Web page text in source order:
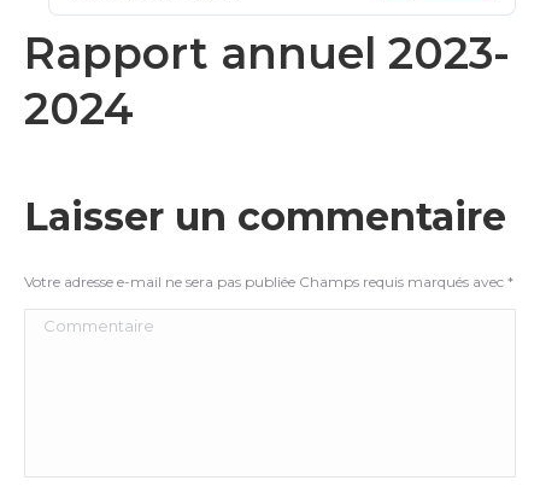
Rapport annuel 2023-
2024
Laisser un commentaire
Votre adresse e-mail ne sera pas publiée Champs requis marqués avec *
Commentaire